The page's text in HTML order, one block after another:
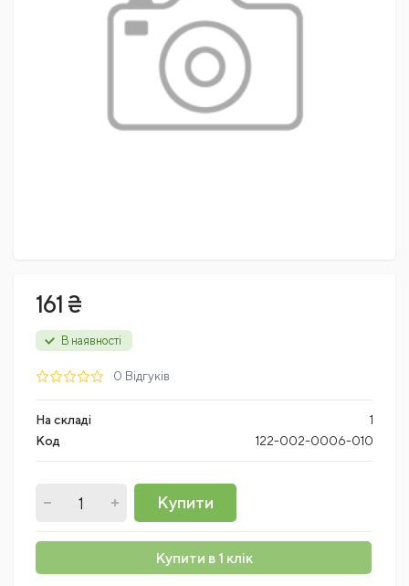
161 ₴
В наявності
0 Відгуків
На складі
1
Код
122-002-0006-010
Купити
Купити в 1 клік